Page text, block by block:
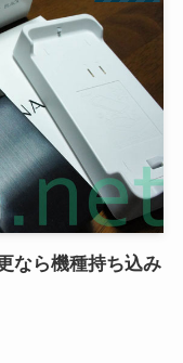
なら機種持ち込み